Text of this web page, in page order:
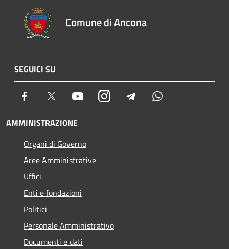
Comune di Ancona
SEGUICI SU
Facebook Twitter YoutubeInstagram Telegram
AMMINISTRAZIONE
Organi di Governo
Aree Amministrative
Uffici
Enti e fondazioni
Politici
Personale Amministrativo
Documenti e dati